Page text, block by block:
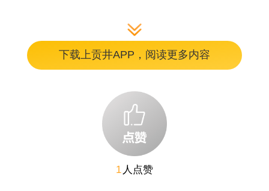
编辑：刘丽媛
下载上贡井APP，阅读更多内容
1 人点赞